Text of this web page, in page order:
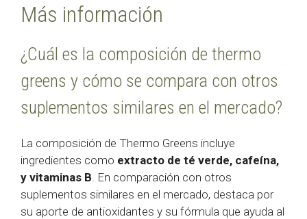
Más información
¿Cuál es la composición de thermo
greens y cómo se compara con otros
suplementos similares en el mercado?
La composición de Thermo Greens incluye
ingredientes como extracto de té verde, cafeína,
y vitaminas B . En comparación con otros
suplementos similares en el mercado, destaca por
su aporte de antioxidantes y su fórmula que ayuda al